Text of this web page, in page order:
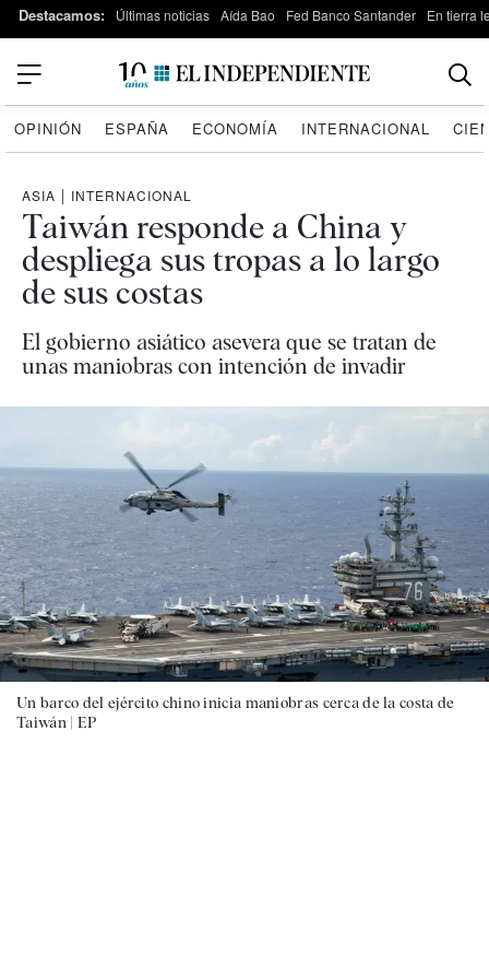
Destacamos: Últimas noticias Aída Bao Fed Banco Santander En tierra
OPINIÓN ESPAÑA ECONOMÍA INTERNACIONAL
ASIA | INTERNACIONAL
Taiwán responde a China y
despliega sus tropas a lo largo
de sus costas
El gobierno asiático asevera que se tratan de
unas maniobras con intención de invadir
Un barco del ejército chino inicia maniobras cerca de la costa de
Taiwán | EP